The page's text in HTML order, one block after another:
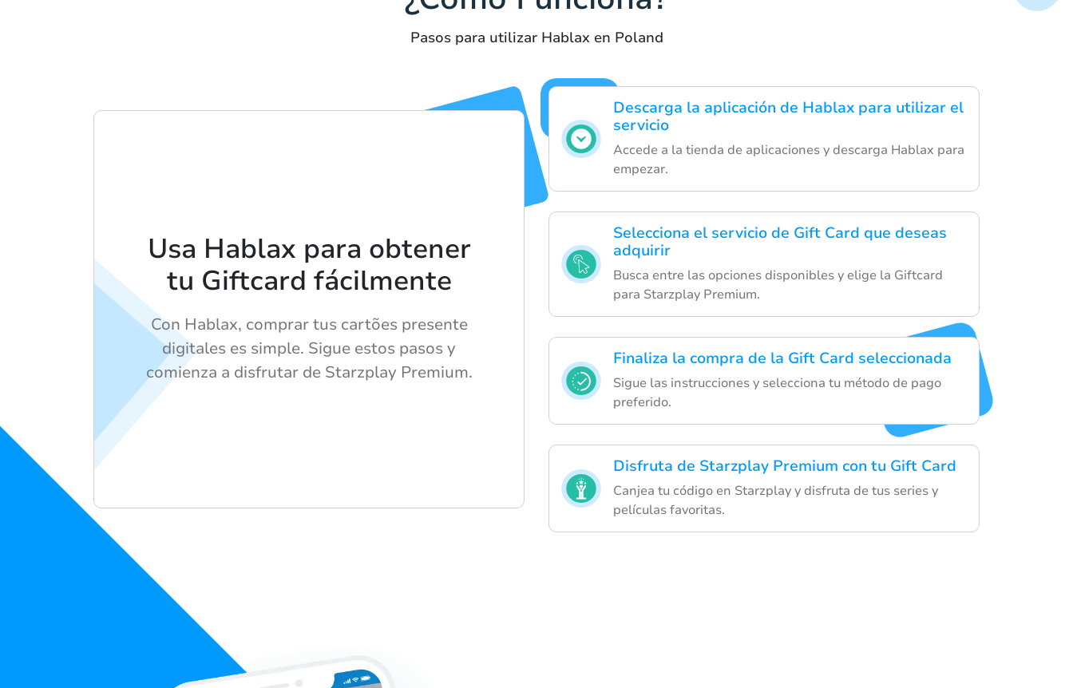
Pasos para utilizar Hablax en Poland
Descarga la aplicación de Hablax para utilizar el
servicio
Accede a la tienda de aplicaciones y descarga Hablax para
empezar.
Selecciona el servicio de Gift Card que deseas
adquirir
Busca entre las opciones disponibles y elige la Giftcard
para Starzplay Premium.
Finaliza la compra de la Gift Card seleccionada
Sigue las instrucciones y selecciona tu método de pago
preferido.
Disfruta de Starzplay Premium con tu Gift Card
Canjea tu código en Starzplay y disfruta de tus series y
películas favoritas.
Usa Hablax para obtener
tu Giftcard fácilmente
Con Hablax, comprar tus cartões presente
digitales es simple. Sigue estos pasos y
comienza a disfrutar de Starzplay Premium.